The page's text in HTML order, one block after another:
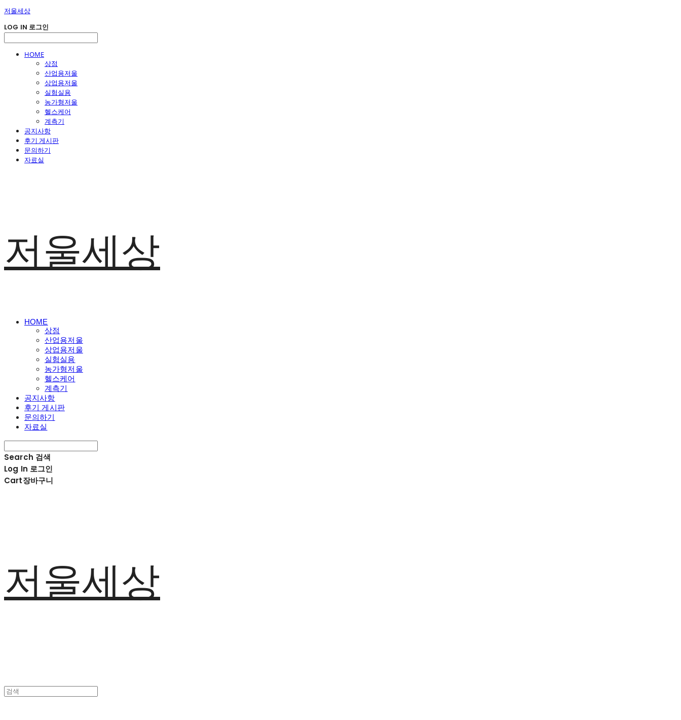
저울세상
LOG IN 로그인
HOME
상점
산업용저울
상업용저울
실험실용
농가형저울
헬스케어
계측기
공지사항
후기 게시판
문의하기
자료실
저울세상
HOME
상점
산업용저울
상업용저울
실험실용
농가형저울
헬스케어
계측기
공지사항
후기 게시판
문의하기
자료실
Search 검색
Log In 로그인
Cart장바구니
저울세상